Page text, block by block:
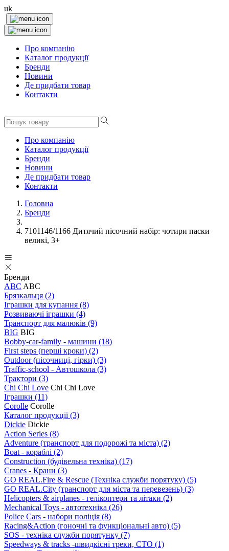
uk
Про компанію
Каталог продукції
Бренди
Новини
Де придбати товар
Контакти
Про компанію
Каталог продукції
Бренди
Новини
Де придбати товар
Контакти
Головна
Бренди
7101146/1166 Дитячий пісочний набір: чотири паски
великі, 3+
Бренди
ABC ABC
Брязкальця (2)
Іграшки для купання (8)
Розвиваючі іграшки (4)
Транспорт для малюків (9)
BIG BIG
Bobby-car-family - машини (18)
First steps (перші кроки) (2)
Outdoor (пісочниці, гірки) (3)
Traffic-school - Автошкола (3)
Трактори (3)
Chi Chi Love Chi Chi Love
Іграшки (11)
Corolle Corolle
Каталог продукції(3)
Dickie Dickie
Action Series (8)
Adventure (транспорт для подорожі та міста) (2)
Boat - кораблі (2)
Construction (будівельна техніка) (17)
Cranes - Крани (3)
GO REAL.Fire & Rescue (Техніка служби порятуку) (5)
GO REAL.City (транспорт для міста та перевезень) (3)
Helicopters & airplanes - гелікоптери та літаки (2)
Mechanical Toys - автотехніка (26)
Police Cars - набори поліція (8)
Racing&Action (гоночні та функціональні авто) (5)
SOS - техніка служби порятунку (7)
Speedways & tracks -швидкісні треки, СТО (1)